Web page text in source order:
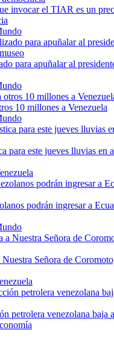
invocar el TIAR es un
para apuñalar al
10 millones a Venezuela
para este jueves lluvias en
podrán ingresar a
Señora de
petrolera venezolana baja